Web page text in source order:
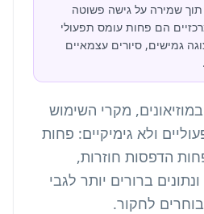
תוך שמירה על גישה פשוטה
הם פחות עומס תפעולי
גמישים, סיורים עצמאיים
בסקירת פריסות QR במוזיאונים, מקרי השימוש
ולא גימיקיים: פחות
הדפסות חוזרות,
ברורים יותר לגבי
לחקור.